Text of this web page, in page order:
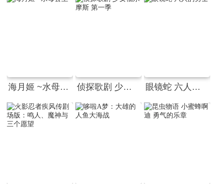
海月姬 ~水母公主 侦探歌剧 少女福尔摩斯 第一季 眼镜蛇 六人的勇士